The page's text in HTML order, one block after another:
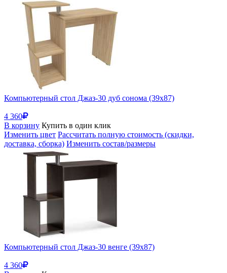
Компьютерный стол Джаз-30 дуб сонома (39x87)
4 360
В корзину Купить в один клик
Изменить цвет Рассчитать полную стоимость (скидки,
доставка, сборка) Изменить состав/размеры
Компьютерный стол Джаз-30 венге (39x87)
4 360